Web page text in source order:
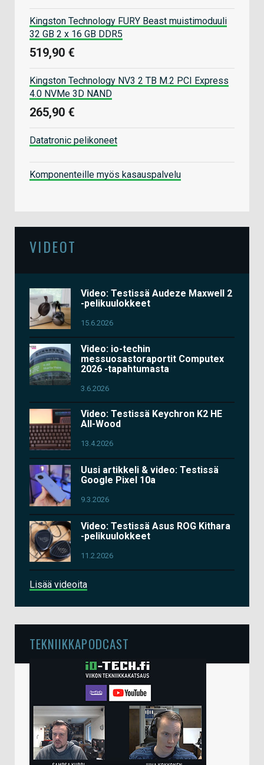
Kingston Technology FURY Beast muistimoduuli
32 GB 2 x 16 GB DDR5
519,90 €
Kingston Technology NV3 2 TB M.2 PCI Express
4.0 NVMe 3D NAND
265,90 €
Datatronic pelikoneet
Komponenteille myös kasauspalvelu
VIDEOT
Video: Testissä Audeze Maxwell 2
-pelikuulokkeet
15.6.2026
Video: io-techin
messuosastoraportit Computex
2026 -tapahtumasta
3.6.2026
Video: Testissä Keychron K2 HE
All-Wood
13.4.2026
Uusi artikkeli & video: Testissä
Google Pixel 10a
9.3.2026
Video: Testissä Asus ROG Kithara
-pelikuulokkeet
11.2.2026
Lisää videoita
TEKNIIKKAPODCAST